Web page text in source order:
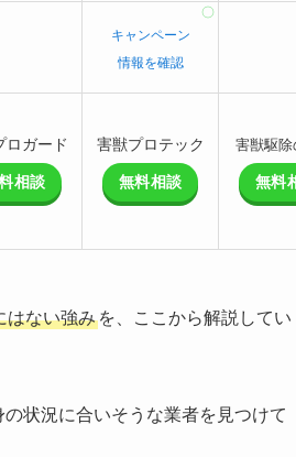
キャンペーン
情報を確認
ロガード
相談
害獣プロテック
無料相談
害獣駆除
無料
はない強み を、ここから解説してい
状況に合いそうな業者を見つけて